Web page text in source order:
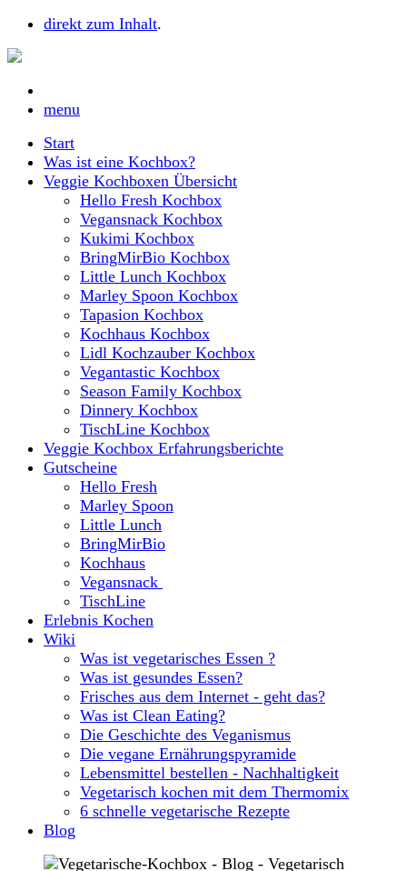
direkt zum Inhalt.
menu
Start
Was ist eine Kochbox?
Veggie Kochboxen Übersicht
Hello Fresh Kochbox
Vegansnack Kochbox
Kukimi Kochbox
BringMirBio Kochbox
Little Lunch Kochbox
Marley Spoon Kochbox
Tapasion Kochbox
Kochhaus Kochbox
Lidl Kochzauber Kochbox
Vegantastic Kochbox
Season Family Kochbox
Dinnery Kochbox
TischLine Kochbox
Veggie Kochbox Erfahrungsberichte
Gutscheine
Hello Fresh
Marley Spoon
Little Lunch
BringMirBio
Kochhaus
Vegansnack
TischLine
Erlebnis Kochen
Wiki
Was ist vegetarisches Essen ?
Was ist gesundes Essen?
Frisches aus dem Internet - geht das?
Was ist Clean Eating?
Die Geschichte des Veganismus
Die vegane Ernährungspyramide
Lebensmittel bestellen - Nachhaltigkeit
Vegetarisch kochen mit dem Thermomix
6 schnelle vegetarische Rezepte
Blog